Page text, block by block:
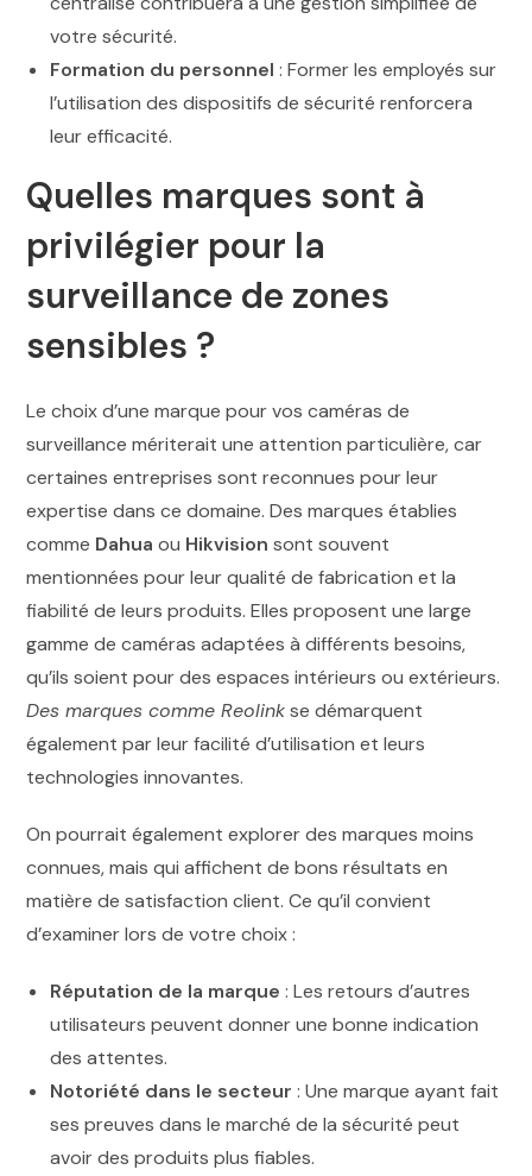
votre sécurité.
Formation du personnel : Former les employés sur
l’utilisation des dispositifs de sécurité renforcera
leur efficacité.
Quelles marques sont à
privilégier pour la
surveillance de zones
sensibles ?
Le choix d’une marque pour vos caméras de
surveillance mériterait une attention particulière, car
certaines entreprises sont reconnues pour leur
expertise dans ce domaine. Des marques établies
comme Dahua ou Hikvision sont souvent
mentionnées pour leur qualité de fabrication et la
fiabilité de leurs produits. Elles proposent une large
gamme de caméras adaptées à différents besoins,
qu’ils soient pour des espaces intérieurs ou extérieurs.
Des marques comme Reolinkse démarquent
également par leur facilité d’utilisation et leurs
technologies innovantes.
On pourrait également explorer des marques moins
connues, mais qui affichent de bons résultats en
matière de satisfaction client. Ce qu’il convient
d’examiner lors de votre choix :
Réputation de la marque : Les retours d’autres
utilisateurs peuvent donner une bonne indication
des attentes.
Notoriété dans le secteur : Une marque ayant fait
ses preuves dans le marché de la sécurité peut
avoir des produits plus fiables.